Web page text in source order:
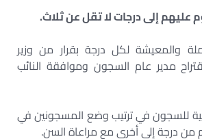
إلى درجات لا تقل عن ثلاث.
والمعيشة لكل درجة بقرار من وزير
مدير عام السجون وموافقة النائب
للسجون في ترتيب وضع المسجونين في
درجة إلى أخرى مع مراعاة السن.